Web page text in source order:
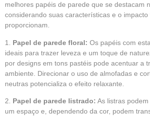
melhores papéis de parede que se destacam
considerando suas características e o impacto
proporcionam.
1. Papel de parede floral: Os papéis com
ideais para trazer leveza e um toque de
por designs em tons pastéis pode acentuar a
ambiente. Direcionar o uso de almofadas e
neutras potencializa o efeito relaxante.
2. Papel de parede listrado: As listras
um espaço e, dependendo da cor, podem